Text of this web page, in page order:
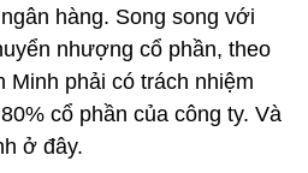
hàng. Song song với
nhượng cổ phần, theo
Minh phải có trách nhiệm
cổ phần của công ty. Và
ở đây.